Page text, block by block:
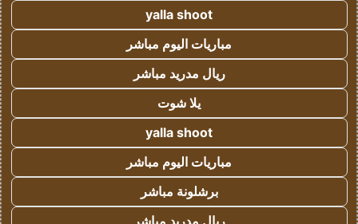
yalla shoot
مباريات اليوم مباشر
ريال مدريد مباشر
يلا شوت
yalla shoot
مباريات اليوم مباشر
برشلونة مباشر
ريال مدريد مباشر